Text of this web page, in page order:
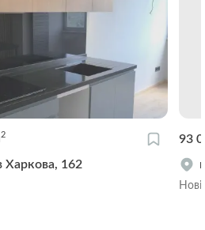
2
Харкова, 162
93